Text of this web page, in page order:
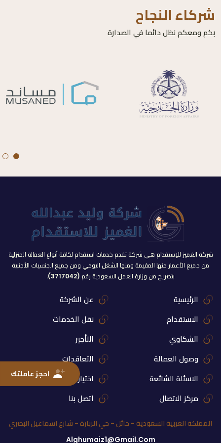
احجز عاملتك
شركاء النجاح
بكم ومعكم نظل دائما في الصدارة
شركة الغميز للإستقدام هي شركة تقدم خدمات استقدام لكافة أنواع العمالة المنزلية
من جميع الأعمار منها المقيمة ومنها الشغل اليومي ومن جميع الجنسيات الأجنبية
بتصريح من وزارة العمل السعودية رقم (3717042).
الرئيسية
عن الشركة
الاستقدام
نقل الخدمات
الشكاوي
التأجير
وصول العمالة
التعاقدات
الاسئلة الشائعة
اختيار العمالة
مركز الاتصال
اتصل بنا
المملكة العربية السعودية - حائل - حي الزبارة - شارع اسماعيل البصري
Alghumaiz1@gmail.com